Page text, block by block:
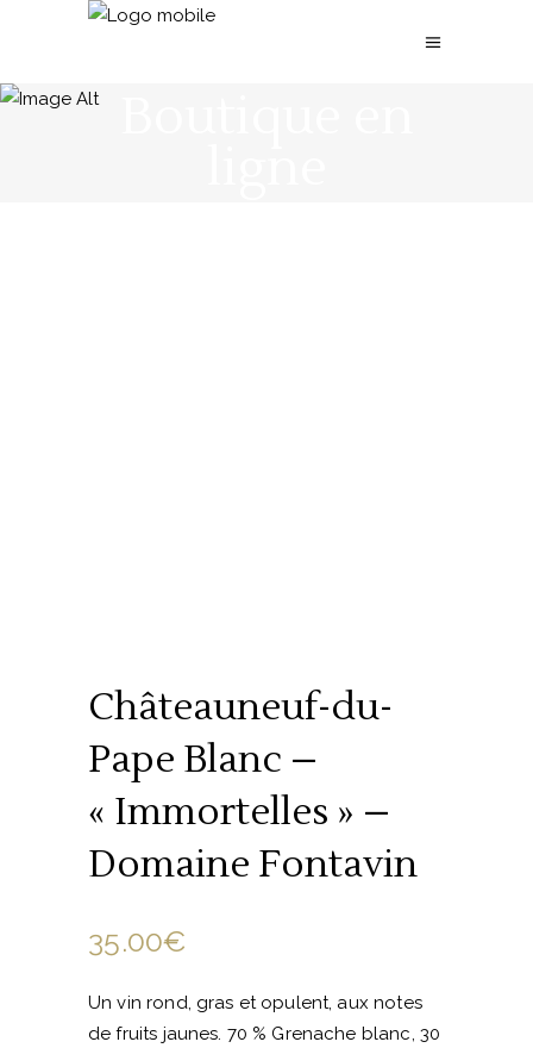
Châteauneuf-du-
Pape Blanc –
« Immortelles » –
Domaine Fontavin
35.00€
Un vin rond, gras et opulent, aux notes
de fruits jaunes. 70 % Grenache blanc, 30